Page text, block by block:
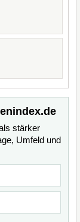
stärker
Umfeld und